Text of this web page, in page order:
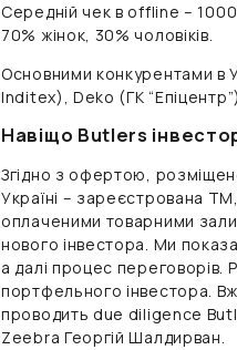
Середній чек в offline –
70% жінок, 30% чоловіків.
Основними конкурентами в
Inditex), Deko (ГК
Навіщо Butlers
Згідно з офертою,
Україні – зареєстрована
оплаченими товарними
нового інвестора. Ми
а далі процес переговорів.
портфельного інвестора.
проводить due diligence
Zeebra Георгій Шалдирван.